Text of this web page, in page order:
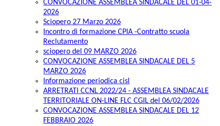
CONVOCAZIONE ASSEMBLEA SINDACALE DEL 01-04-
2026
Sciopero 27 Marzo 2026
Incontro di formazione CPIA -Contratto scuola
Reclutamento
sciopero del 09 MARZO 2026
CONVOCAZIONE ASSEMBLEA SINDACALE DEL 5
MARZO 2026
Informazione periodica cisl
ARRETRATI CCNL 2022/24 - ASSEMBLEA SINDACALE
TERRITORIALE ON-LINE FLC CGIL del 06/02/2026
CONVOCAZIONE ASSEMBLEA SINDACALE DEL 12
FEBBRAIO 2026